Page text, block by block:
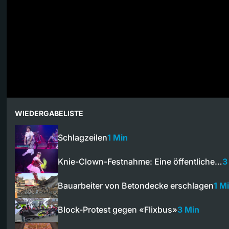
WIEDERGABELISTE
Schlagzeilen1 Min
Knie-Clown-Festnahme: Eine öffentliche…
Bauarbeiter von Betondecke erschlagen1
Block-Protest gegen «Flixbus»3 Min